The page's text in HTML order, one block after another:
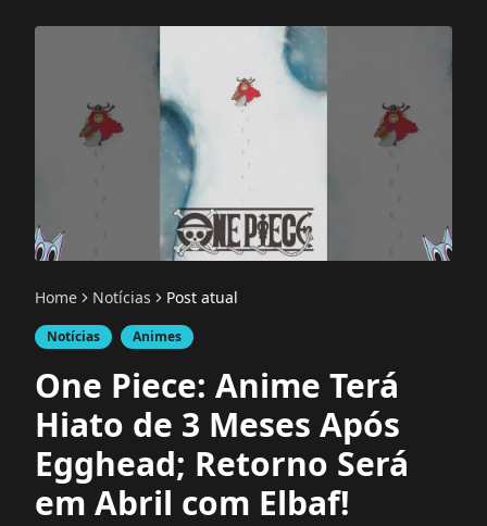
Home Notícias Post atual
Notícias Animes
One Piece: Anime Terá
Hiato de 3 Meses Após
Egghead; Retorno Será
em Abril com Elbaf!